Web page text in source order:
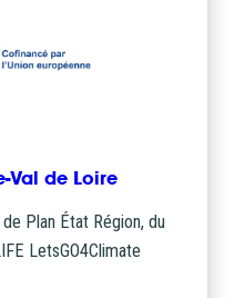
Val de Loire
Plan État Région, du
LetsGO4Climate